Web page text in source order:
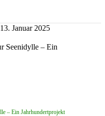
Januar 2025
– Ein Jahrhundertprojekt